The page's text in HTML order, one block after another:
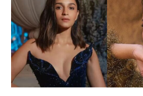
रोहित शर्मा के टी-20 फॉर्मेट से संन्यास के
जा रहा है कि सूर्यकुमार यादव इस फॉर्मेट
एक कप्तान के रूप में उन्होंने अभी तक
किसी में भी टीम इंडिया को हार नहीं
Next